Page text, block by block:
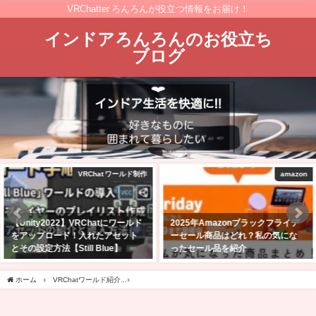
VRChatter ろんろんが役立つ情報をお届け！
インドアろんろんのお役立ち
ブログ
amazon
2025年Amazonブラックフライデ
ーセール商品はどれ？私の気にな
ったセール品を紹介
購入レビュー！
VRChatでフルトラで遊びたくて
PICO 4 Ultra購入した！スペック
は？バッテリー駆動時間は？
ホーム VRChatワールド紹介